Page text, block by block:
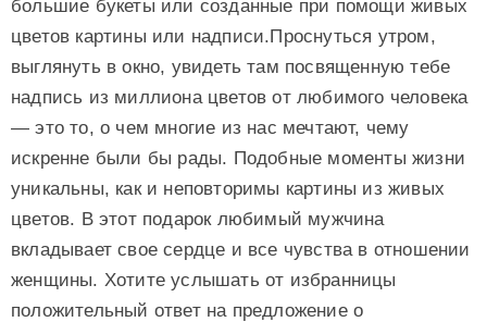
большие букеты или созданные при помощи живых
цветов картины или надписи.Проснуться утром,
выглянуть в окно, увидеть там посвященную тебе
надпись из миллиона цветов от любимого человека
— это то, о чем многие из нас мечтают, чему
искренне были бы рады. Подобные моменты жизни
уникальны, как и неповторимы картины из живых
цветов. В этот подарок любимый мужчина
вкладывает свое сердце и все чувства в отношении
женщины. Хотите услышать от избранницы
положительный ответ на предложение о